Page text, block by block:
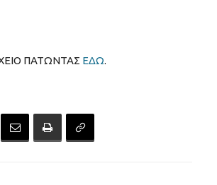
ΠΑΤΩΝΤΑΣ ΕΔΩ.